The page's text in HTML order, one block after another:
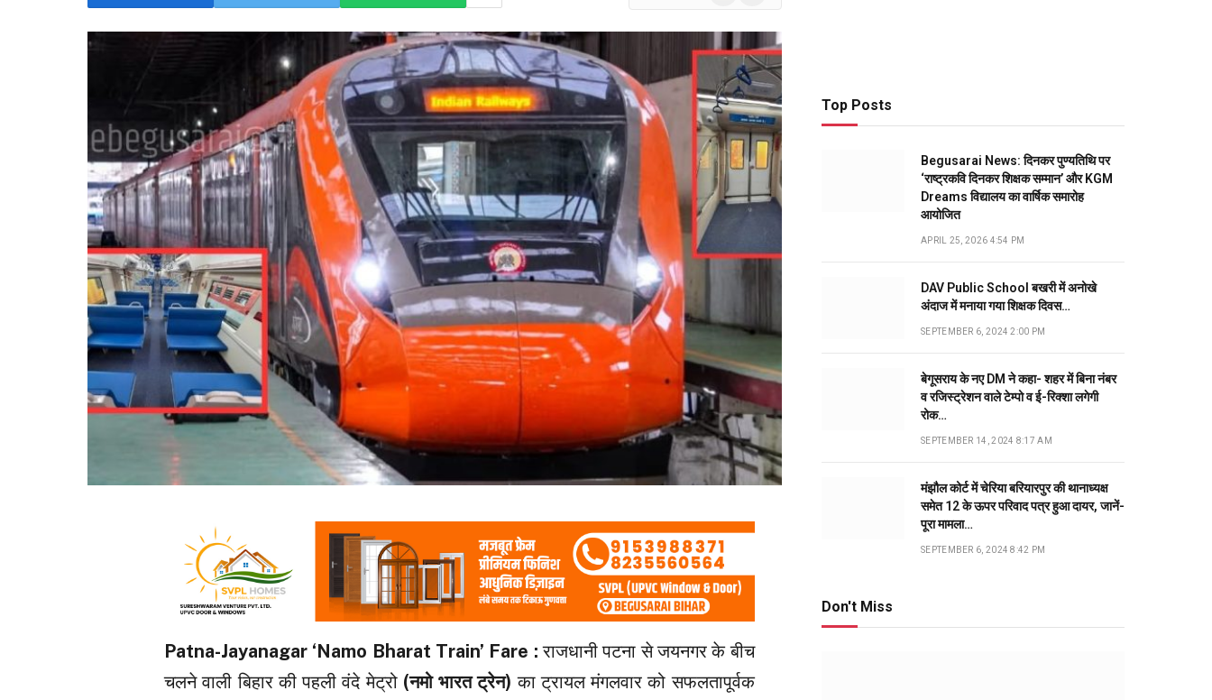
Patna-Jayanagar ‘Namo Bharat Train’ Fare :राजधानी पटना से जयनगर के बीच
चलने वाली बिहार की पहली वंदे मेट्रो (नमो भारत ट्रेन)का ट्रायल मंगलवार को सफलतापूर्वक
Top Posts
Begusarai News: दिनकर पुण्यतिथि पर
‘राष्ट्रकवि दिनकर शिक्षक सम्मान’ और KGM
Dreams विद्यालय का वार्षिक समारोह
आयोजित
APRIL 25, 2026 4:54 PM
DAV Public School बखरी में अनोखे
अंदाज में मनाया गया शिक्षक दिवस…
SEPTEMBER 6, 2024 2:00 PM
बेगूसराय के नए DM ने कहा- शहर में बिना नंबर
व रजिस्ट्रेशन वाले टेम्पो व ई-रिक्शा लगेगी
रोक…
SEPTEMBER 14, 2024 8:17 AM
मंझौल कोर्ट में चेरिया बरियारपुर की थानाध्यक्ष
समेत 12 के ऊपर परिवाद पत्र हुआ दायर, जानें-
पूरा मामला…
SEPTEMBER 6, 2024 8:42 PM
Don't Miss